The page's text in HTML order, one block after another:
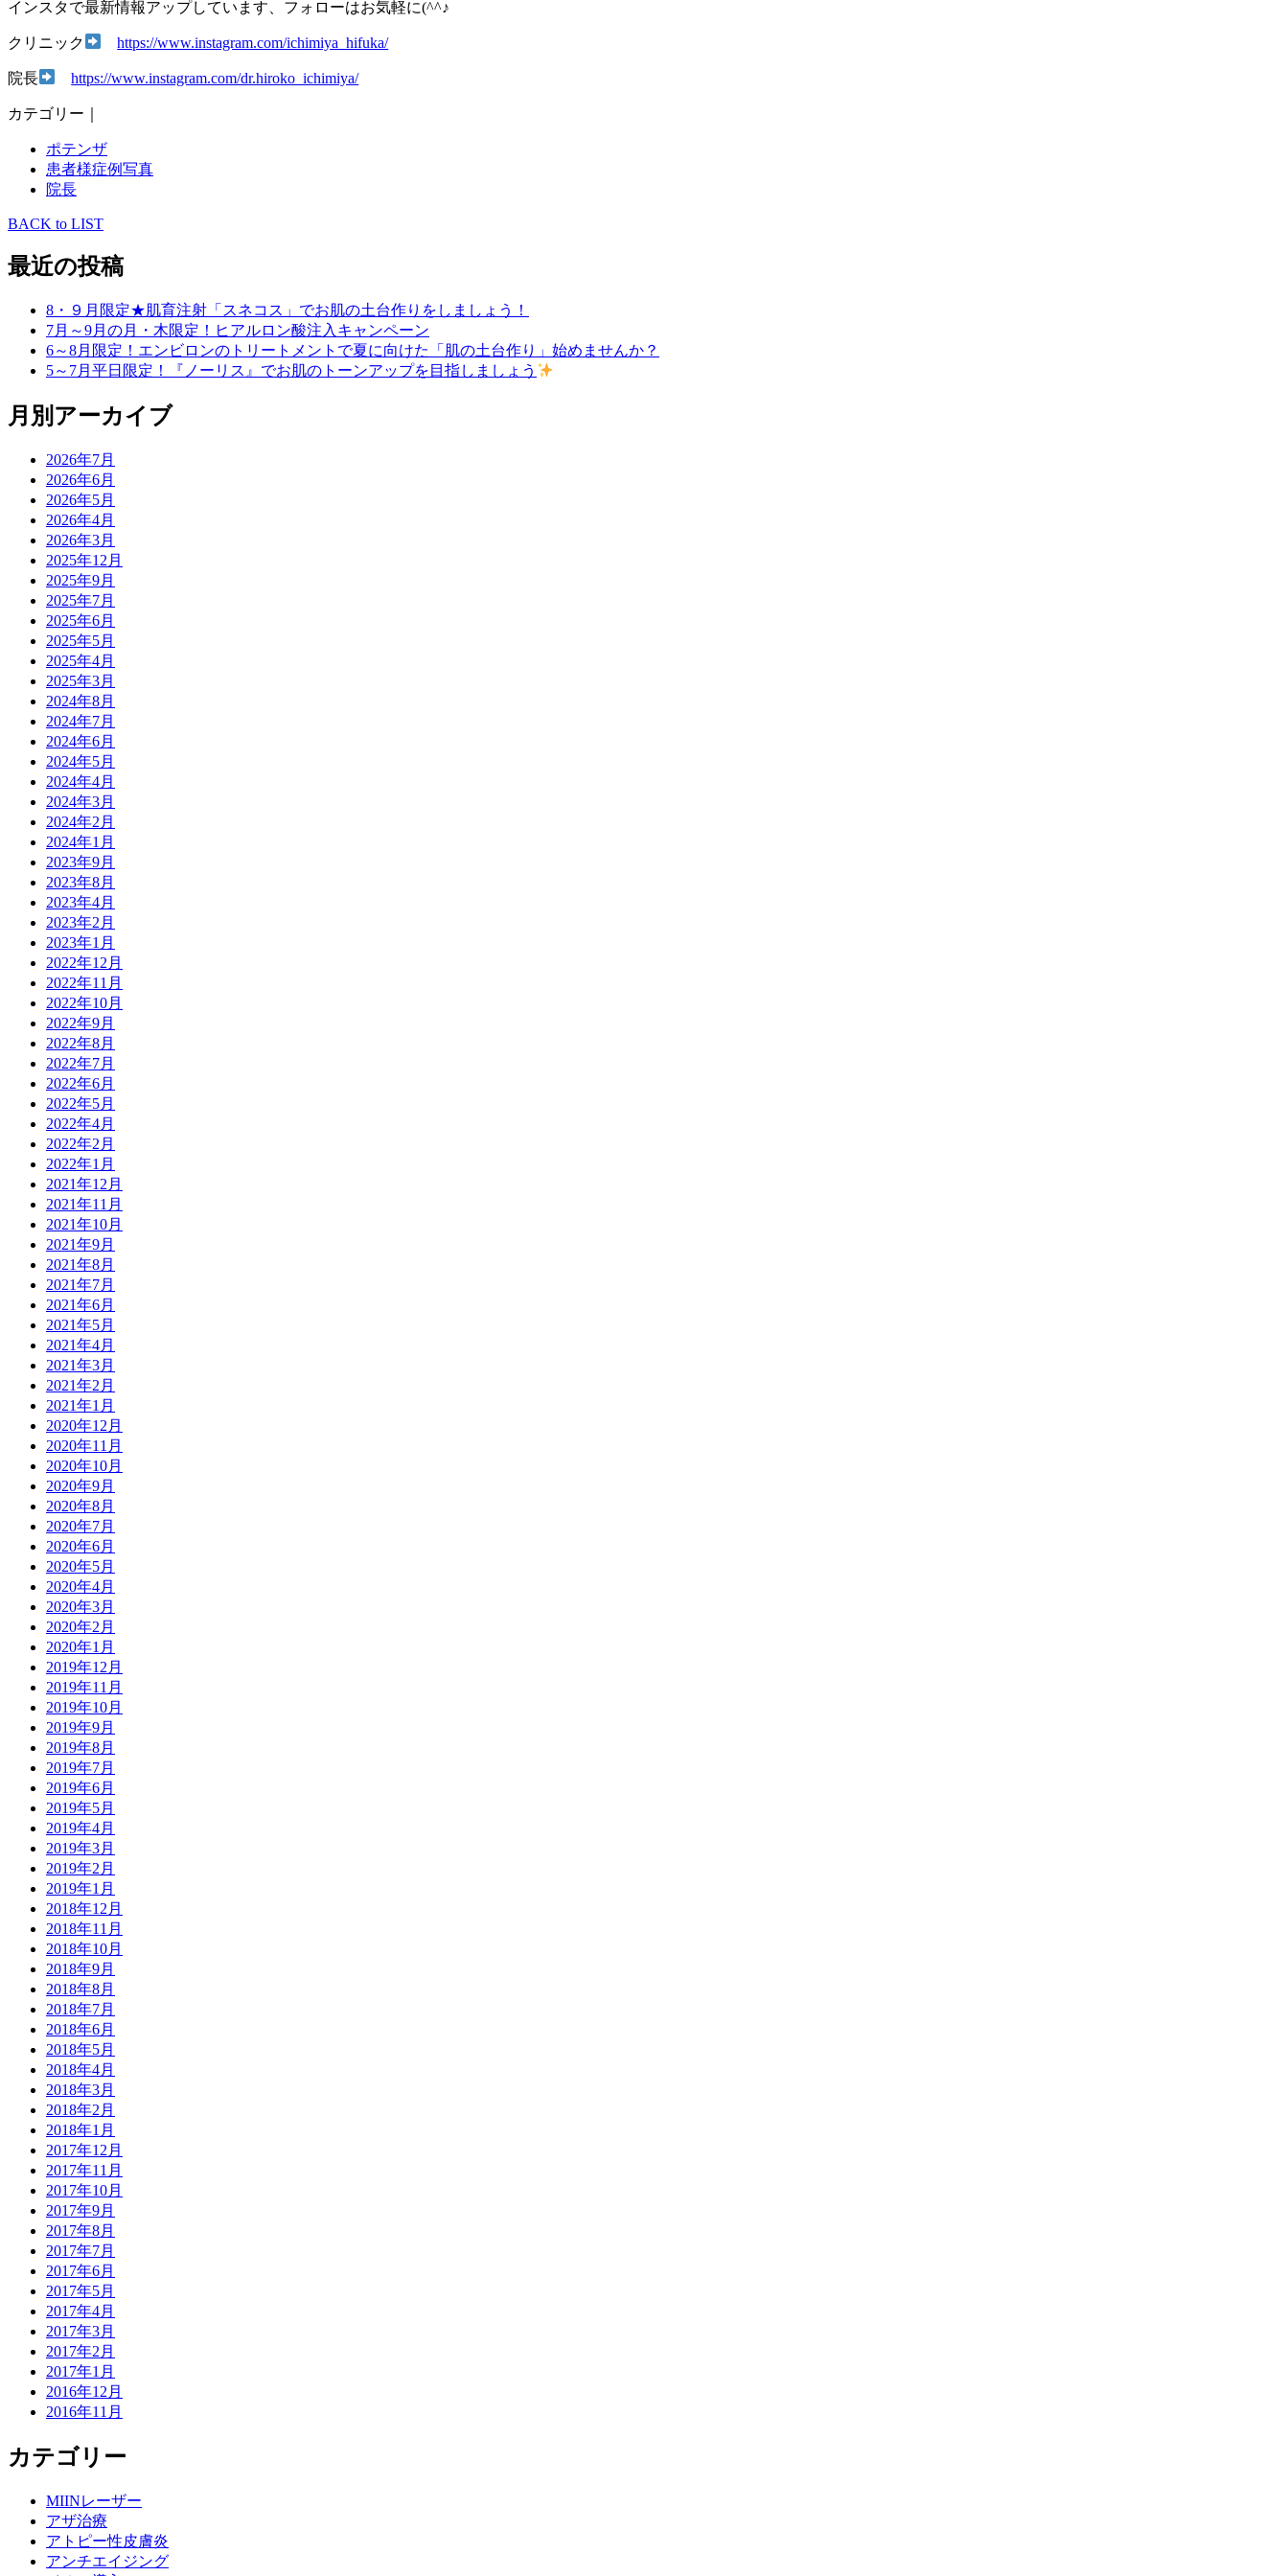
インスタで最新情報アップしています、フォローはお気軽に(^^♪
クリニック https://www.instagram.com/ichimiya_hifuka/
院長 https://www.instagram.com/dr.hiroko_ichimiya/
カテゴリー｜
ポテンザ
患者様症例写真
院長
BACK to LIST
最近の投稿
8・９月限定★肌育注射「スネコス」でお肌の土台作りをしましょう！
7月～9月の月・木限定！ヒアルロン酸注入キャンペーン
6～8月限定！エンビロンのトリートメントで夏に向けた「肌の土台作り」始めませんか？
5～7月平日限定！『ノーリス』でお肌のトーンアップを目指しましょう
月別アーカイブ
2026年7月
2026年6月
2026年5月
2026年4月
2026年3月
2025年12月
2025年9月
2025年7月
2025年6月
2025年5月
2025年4月
2025年3月
2024年8月
2024年7月
2024年6月
2024年5月
2024年4月
2024年3月
2024年2月
2024年1月
2023年9月
2023年8月
2023年4月
2023年2月
2023年1月
2022年12月
2022年11月
2022年10月
2022年9月
2022年8月
2022年7月
2022年6月
2022年5月
2022年4月
2022年2月
2022年1月
2021年12月
2021年11月
2021年10月
2021年9月
2021年8月
2021年7月
2021年6月
2021年5月
2021年4月
2021年3月
2021年2月
2021年1月
2020年12月
2020年11月
2020年10月
2020年9月
2020年8月
2020年7月
2020年6月
2020年5月
2020年4月
2020年3月
2020年2月
2020年1月
2019年12月
2019年11月
2019年10月
2019年9月
2019年8月
2019年7月
2019年6月
2019年5月
2019年4月
2019年3月
2019年2月
2019年1月
2018年12月
2018年11月
2018年10月
2018年9月
2018年8月
2018年7月
2018年6月
2018年5月
2018年4月
2018年3月
2018年2月
2018年1月
2017年12月
2017年11月
2017年10月
2017年9月
2017年8月
2017年7月
2017年6月
2017年5月
2017年4月
2017年3月
2017年2月
2017年1月
2016年12月
2016年11月
カテゴリー
MIINレーザー
アザ治療
アトピー性皮膚炎
アンチエイジング